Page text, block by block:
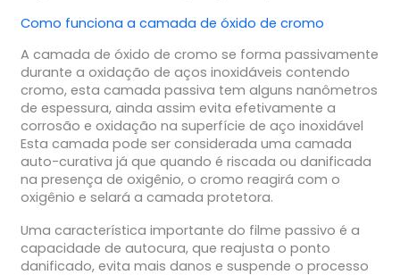
Como funciona a camada de óxido de cromo
A camada de óxido de cromo se forma passivamente
durante a oxidação de aços inoxidáveis contendo
cromo, esta camada passiva tem alguns nanômetros
de espessura, ainda assim evita efetivamente a
corrosão e oxidação na superfície de aço inoxidável
Esta camada pode ser considerada uma camada
auto-curativa já que quando é riscada ou danificada
na presença de oxigênio, o cromo reagirá com o
oxigênio e selará a camada protetora.
Uma característica importante do filme passivo é a
capacidade de autocura, que reajusta o ponto
danificado, evita mais danos e suspende o processo